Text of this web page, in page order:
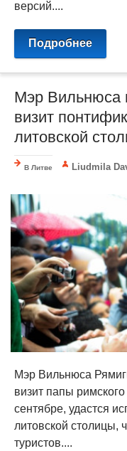
версий....
Подробнее
Мэр Вильнюса
визит
литовской
В Литве Liudmila
Мэр Вильнюса
визит папы
сентябре, удастся
литовской столицы,
туристов....